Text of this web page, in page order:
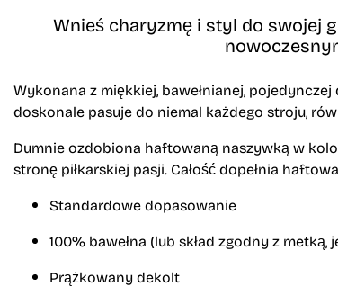
Wnieś charyzmę i styl do swojej
Wykonana z miękkiej, bawełnianej, pojedynczej
doskonale pasuje do niemal każdego stroju,
Dumnie ozdobiona haftowaną naszywką w
stronę piłkarskiej pasji. Całość dopełnia
Standardowe dopasowanie
100% bawełna (lub skład zgodny z metką,
Prążkowany dekolt